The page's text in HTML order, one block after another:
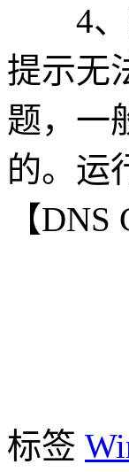
4、如
提示无
题，一
的。运
【
标签